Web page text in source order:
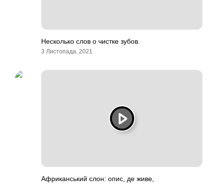
Несколько слов о чистке зубов.
3 Листопада, 2021
Африканський слон: опис, де живе,